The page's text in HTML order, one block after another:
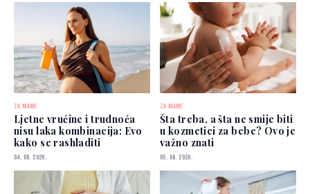
ZA MAME
Ljetne vrućine i trudnoća
nisu laka kombinacija: Evo
kako se rashladiti
04. 08. 2026.
ZA MAME
Šta treba, a šta ne smije biti
u kozmetici za bebe? Ovo je
važno znati
05. 08. 2026.